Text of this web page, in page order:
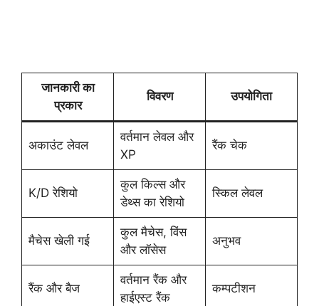
जानकारी का
प्रकार
विवरण उपयोगिता
अकाउंट लेवल
वर्तमान लेवल और
XP
रैंक चेक
K/D रेशियो
कुल किल्स और
डेथ्स का रेशियो
स्किल लेवल
मैचेस खेली गई
कुल मैचेस, विंस
और लॉसेस
अनुभव
रैंक और बैज
वर्तमान रैंक और
हाईएस्ट रैंक
कम्पटीशन